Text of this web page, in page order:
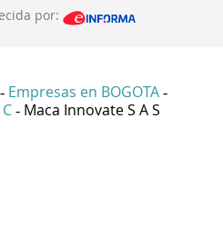
por:
- Empresas en BOGOTA -
- Maca Innovate S A S